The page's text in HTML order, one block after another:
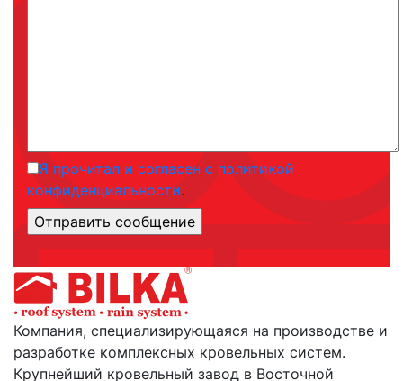
Я прочитал и согласен с политикой
конфиденциальности.
Компания, специализирующаяся на производстве и
разработке комплексных кровельных систем.
Крупнейший кровельный завод в Восточной